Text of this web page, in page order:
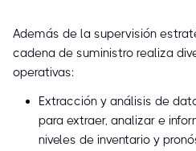
Además de la supervisión
cadena de suministro realiza
operativas:
Extracción y análisis de
para extraer, analizar e
niveles de inventario y